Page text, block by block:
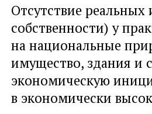
Отсутствие
собственности) у
на национальные
имущество, здания и
экономическую
в экономически